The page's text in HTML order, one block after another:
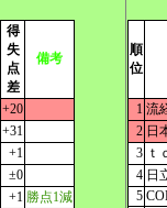
得
失
点
差
備考
+20
+31
+1
±0
+1 勝点1減
順
位
1 流
2 日
3 ｔ
4 日
5